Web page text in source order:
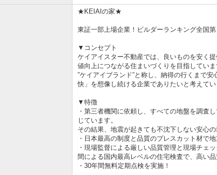
★KEIAIの家★
東証一部上場企業！ビルダーランキング全国第
▼コンセプト
ケイアイスター不動産では、良いものを安く提
値向上につながる住まいづくりを目指していま
”ケイアイブランド”と称し、納得の行くまで
快」を想像し続ける企業でありたいと考えてい
▼特徴
・第三者機関に依頼し、すべての地盤を調査
じています。
その結果、地震が起きても不沈下しない安心の
・日本最高の制度と品質のプレスカット材で地
・現場監督による厳しい品質管理と現場チェ
間による国内最高レベルの住宅検査で、高い
・30年間無料定期点検を実施！